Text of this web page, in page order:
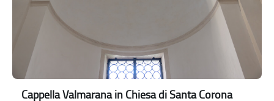
Cappella Valmarana in Chiesa di Santa Corona